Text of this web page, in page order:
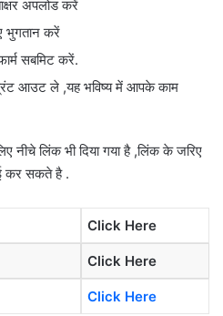
अपलोड करें
करें
सबमिट करें.
आउट ले ,यह भविष्य में आपके काम
नीचे लिंक भी दिया गया है ,लिंक के जरिए
कर सकते है .
Click Here
Click Here
Click Here